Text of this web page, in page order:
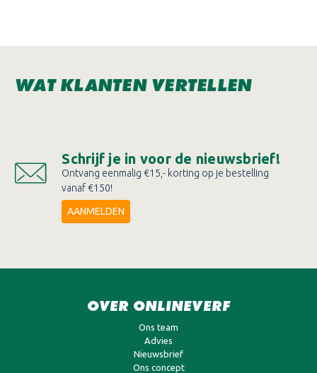
WAT KLANTEN VERTELLEN
Schrijf je in voor de nieuwsbrief!
Ontvang eenmalig €15,- korting op je bestelling
vanaf €150!
AANMELDEN
OVER ONLINEVERF
Ons team
Advies
Nieuwsbrief
Ons concept